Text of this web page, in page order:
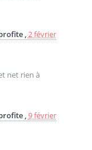
,2 février
net rien à
,9 février